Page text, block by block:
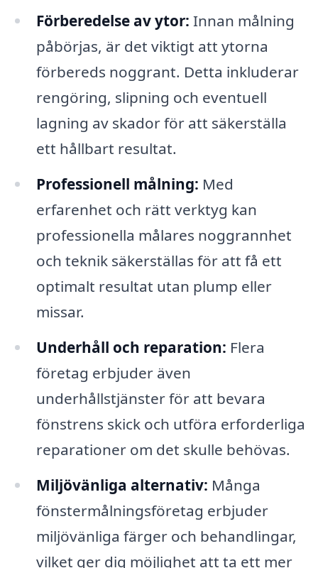
Förberedelse av ytor: Innan målning
påbörjas, är det viktigt att ytorna
förbereds noggrant. Detta inkluderar
rengöring, slipning och eventuell
lagning av skador för att säkerställa
ett hållbart resultat.
Professionell målning: Med
erfarenhet och rätt verktyg kan
professionella målares noggrannhet
och teknik säkerställas för att få ett
optimalt resultat utan plump eller
missar.
Underhåll och reparation: Flera
företag erbjuder även
underhållstjänster för att bevara
fönstrens skick och utföra erforderliga
reparationer om det skulle behövas.
Miljövänliga alternativ: Många
fönstermålningsföretag erbjuder
miljövänliga färger och behandlingar,
vilket ger dig möjlighet att ta ett mer